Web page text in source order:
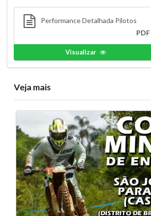
Performance Detalhada Pilotos
PDF
Visualizar
Veja mais